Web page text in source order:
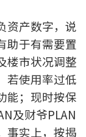
资产数字，说
助于有需要置
楼市状况调整
若使用率过低
能；现时按保
及财爷PLAN
事实上，按揭